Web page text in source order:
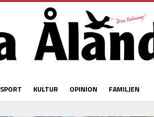
SPORT KULTUR OPINION FAMILJEN